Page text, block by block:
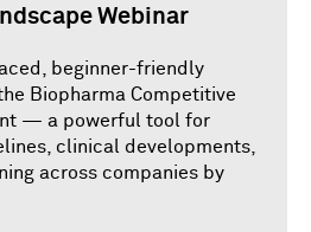
Webinar
beginner-friendly
Biopharma Competitive
— a powerful tool for
clinical developments,
across companies by